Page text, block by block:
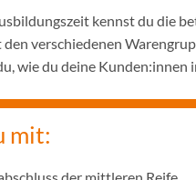
kennst du die
den verschiedenen
wie du deine
mit:
der mittleren Reife